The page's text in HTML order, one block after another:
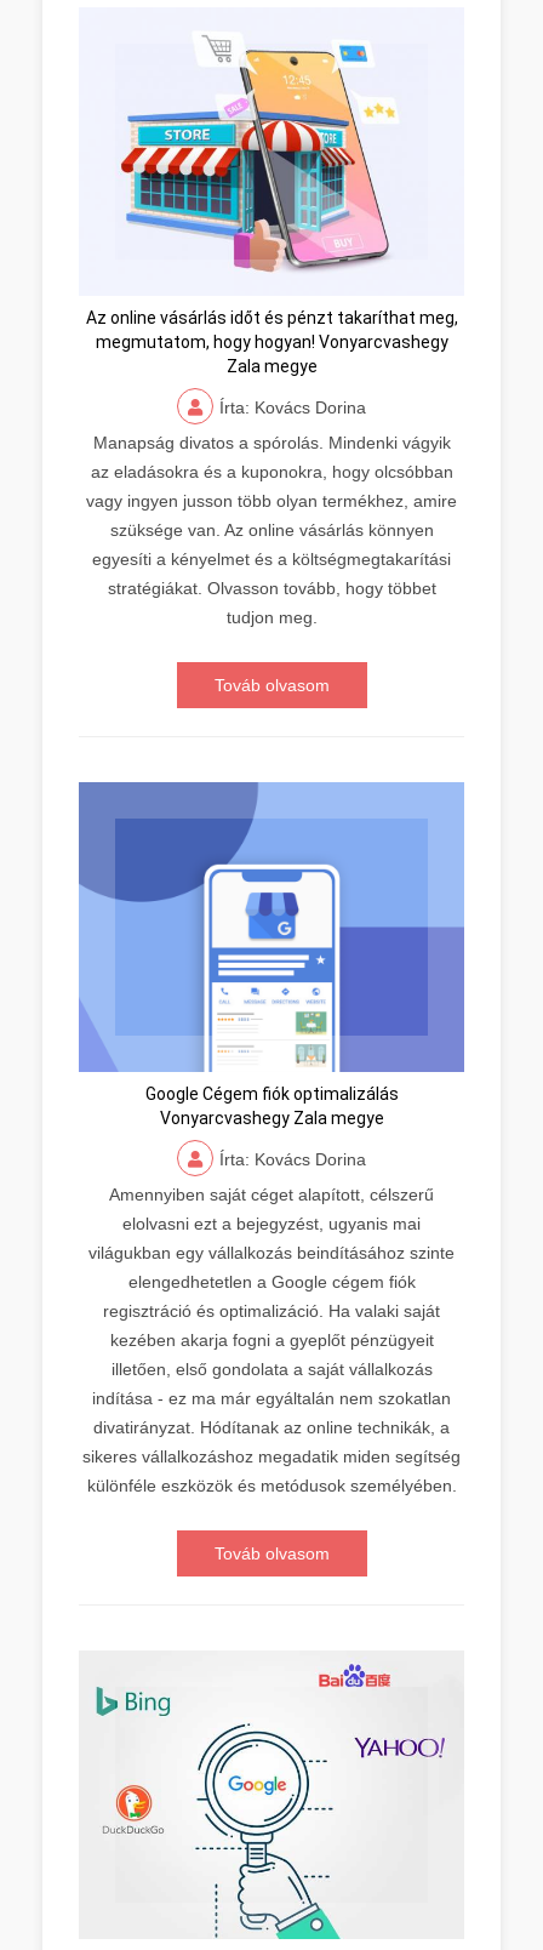
Az online vásárlás időt és pénzt takaríthat meg,
megmutatom, hogy hogyan! Vonyarcvashegy
Zala megye
Írta: Kovács Dorina
Manapság divatos a spórolás. Mindenki vágyik
az eladásokra és a kuponokra, hogy olcsóbban
vagy ingyen jusson több olyan termékhez, amire
szüksége van. Az online vásárlás könnyen
egyesíti a kényelmet és a költségmegtakarítási
stratégiákat. Olvasson tovább, hogy többet
tudjon meg.
Továb olvasom
Google Cégem fiók optimalizálás
Vonyarcvashegy Zala megye
Írta: Kovács Dorina
Amennyiben saját céget alapított, célszerű
elolvasni ezt a bejegyzést, ugyanis mai
világukban egy vállalkozás beindításához szinte
elengedhetetlen a Google cégem fiók
regisztráció és optimalizáció. Ha valaki saját
kezében akarja fogni a gyeplőt pénzügyeit
illetően, első gondolata a saját vállalkozás
indítása - ez ma már egyáltalán nem szokatlan
divatirányzat. Hódítanak az online technikák, a
sikeres vállalkozáshoz megadatik miden segítség
különféle eszközök és metódusok személyében.
Továb olvasom